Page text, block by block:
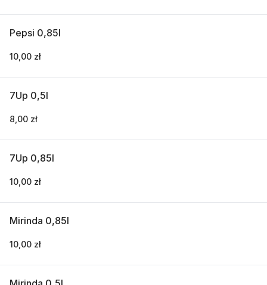
Pepsi 0,85l
10,00 zł
7Up 0,5l
8,00 zł
7Up 0,85l
10,00 zł
Mirinda 0,85l
10,00 zł